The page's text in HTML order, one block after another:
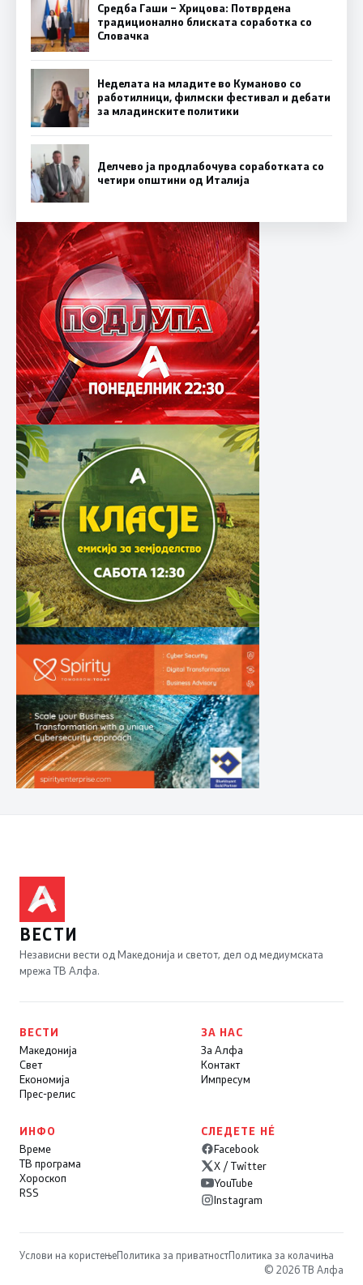
Средба Гаши – Хрицова: Потврдена
традиционално блиската соработка со
Словачка
Неделата на младите во Куманово со
работилници, филмски фестивал и дебати
за младинските политики
Делчево ја продлабочува соработката со
четири општини од Италија
ВЕСТИ
Независни вести од Македонија и светот, дел од медиумската
мрежа ТВ Алфа.
ВЕСТИ
Македонија
Свет
Економија
Прес-релис
ЗА НАС
За Алфа
Контакт
Импресум
ИНФО
Време
ТВ програма
Хороскоп
RSS
СЛЕДЕТЕ НÉ
Facebook
X / Twitter
YouTube
Instagram
Услови на користењеПолитика за приватностПолитика за колачиња
© 2026 ТВ Алфа